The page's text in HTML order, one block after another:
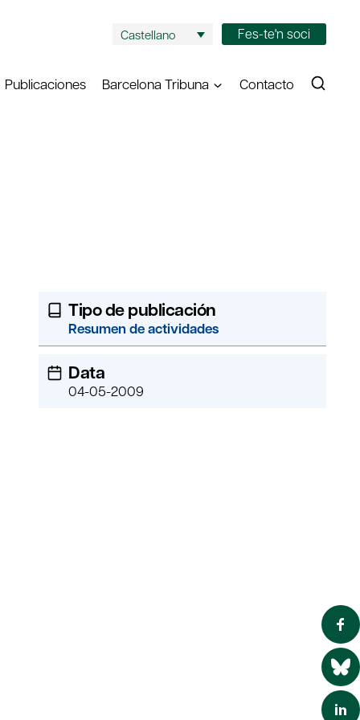
Castellano Fes-te'n soci
Publicaciones Barcelona Tribuna Contacto
Tipo de publicación
Resumen de actividades
Data
04-05-2009